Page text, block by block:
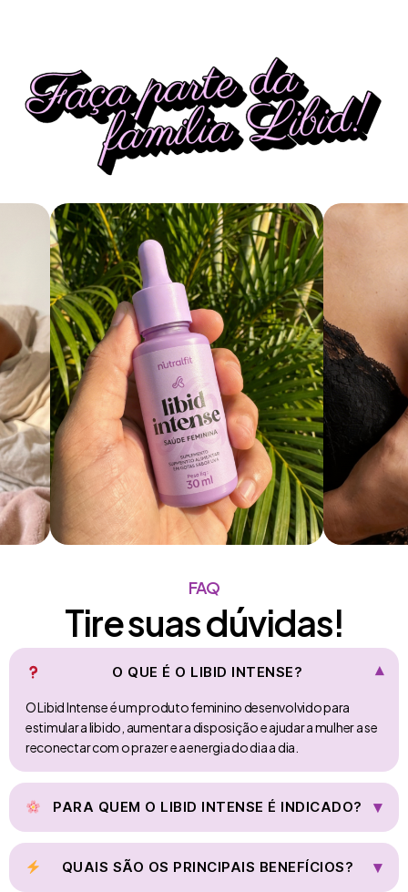
FAQ
Tire suas dúvidas!
O QUE É O LIBID INTENSE? ▾
O Libid Intense é um produto feminino desenvolvido para
estimular a libido, aumentar a disposição e ajudar a mulher a se
reconectar com o prazer e a energia do dia a dia.
PARA QUEM O LIBID INTENSE É INDICADO? ▾
Mulheres que sentem queda de desejo sexual, estão mais
cansadas ou estressadas, querem mais conexão com o
QUAIS SÃO OS PRINCIPAIS BENEFÍCIOS? ▾